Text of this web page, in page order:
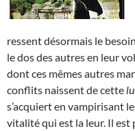
ressent désormais le
le dos des autres en leur
dont ces mêmes autres
conflits naissent de cette
s’acquiert en vampirisant
vitalité qui est la leur. Il est